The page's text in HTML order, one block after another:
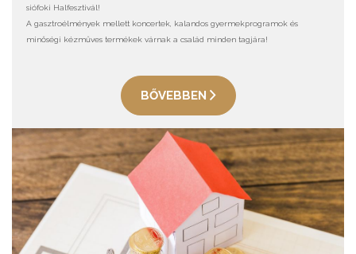
siófoki Halfesztivál!
A gasztroélmények mellett koncertek, kalandos gyermekprogramok és
minőségi kézműves termékek várnak a család minden tagjára!
BŐVEBBEN